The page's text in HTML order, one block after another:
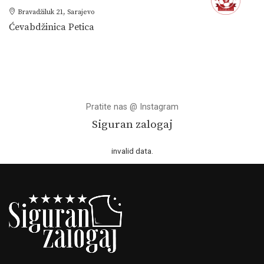
Bravadžiluk 21, Sarajevo
Ćevabdžinica Petica
Pratite nas @ Instagram
Siguran zalogaj
invalid data.